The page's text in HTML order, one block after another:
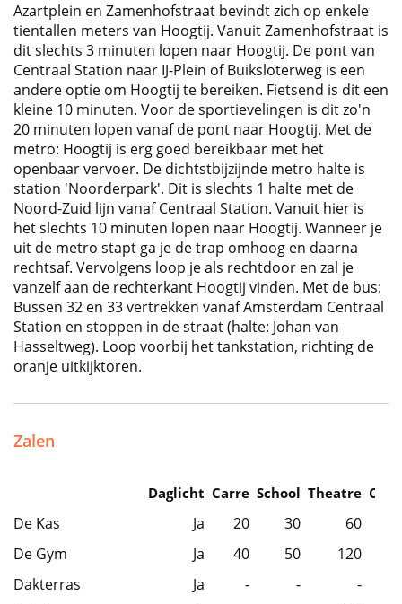
Azartplein en Zamenhofstraat bevindt zich op enkele
tientallen meters van Hoogtij. Vanuit Zamenhofstraat is
dit slechts 3 minuten lopen naar Hoogtij. De pont van
Centraal Station naar IJ-Plein of Buiksloterweg is een
andere optie om Hoogtij te bereiken. Fietsend is dit een
kleine 10 minuten. Voor de sportievelingen is dit zo'n
20 minuten lopen vanaf de pont naar Hoogtij. Met de
metro: Hoogtij is erg goed bereikbaar met het
openbaar vervoer. De dichtstbijzijnde metro halte is
station 'Noorderpark'. Dit is slechts 1 halte met de
Noord-Zuid lijn vanaf Centraal Station. Vanuit hier is
het slechts 10 minuten lopen naar Hoogtij. Wanneer je
uit de metro stapt ga je de trap omhoog en daarna
rechtsaf. Vervolgens loop je als rechtdoor en zal je
vanzelf aan de rechterkant Hoogtij vinden. Met de bus:
Bussen 32 en 33 vertrekken vanaf Amsterdam Centraal
Station en stoppen in de straat (halte: Johan van
Hasseltweg). Loop voorbij het tankstation, richting de
oranje uitkijktoren.
Zalen
Daglicht Carre School Theatre
De Kas Ja 20 30
60
De Gym
Ja 40 50
120
Dakterras
Ja - -
-